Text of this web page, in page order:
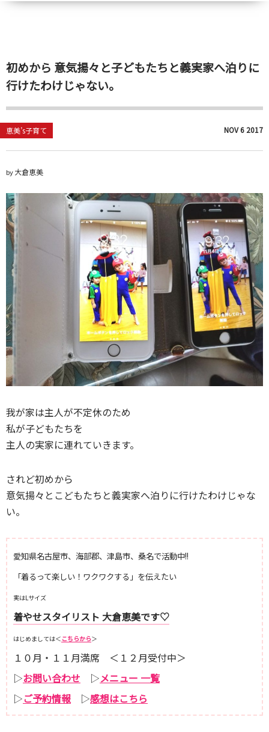
初めから 意気揚々と子どもたちと義実家へ泊りに
行けたわけじゃない。
恵美’s子育て NOV6 2017
by大倉恵美
我が家は主人が不定休のため
私が子どもたちを
主人の実家に連れていきます。
されど初めから
意気揚々とこどもたちと義実家へ泊りに行けたわけじゃな
い。
愛知県名古屋市、海部郡、津島市、桑名で活動中!!
「着るって楽しい！ワクワクする」を伝えたい
実はLサイズ
着やせスタイリスト 大倉恵美です♡
はじめましては＜ こちらから＞
１０月・１１月満席 ＜１２月受付中＞
▷お問い合わせ ▷メニュー 一覧
▷ご予約情報 ▷感想はこちら